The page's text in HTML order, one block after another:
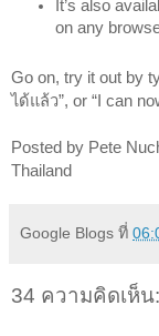
It’s also
on any
Go on, try it out by
ได้แล้ว”, or “I can
Posted by Pete
Thailand
Google Blogs ที่
34 ความคิดเห็น: